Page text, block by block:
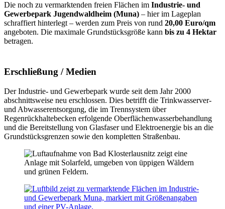
Die noch zu vermarktenden freien Flächen im Industrie- und
Gewerbepark Jugendwaldheim (Muna) – hier im Lageplan
schraffiert hinterlegt – werden zum Preis von rund 20,00 Euro/qm
angeboten. Die maximale Grundstücksgröße kann bis zu 4 Hektar
betragen.
Erschließung / Medien
Der Industrie- und Gewerbepark wurde seit dem Jahr 2000
abschnittsweise neu erschlossen. Dies betrifft die Trinkwasserver-
und Abwasserentsorgung, die im Trennsystem über
Regenrückhaltebecken erfolgende Oberflächenwasserbehandlung
und die Bereitstellung von Glasfaser und Elektroenergie bis an die
Grundstücksgrenzen sowie den kompletten Straßenbau.